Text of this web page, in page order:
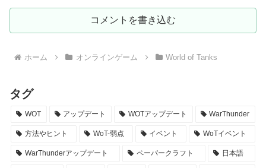
コメントを書き込む
ホーム オンラインゲーム World of Tanks
タグ
WOT アップデート WOTアップデート WarThunder
方法やヒント WoT-弱点 イベント WoTイベント
WarThunderアップデート ペーパークラフト 日本語